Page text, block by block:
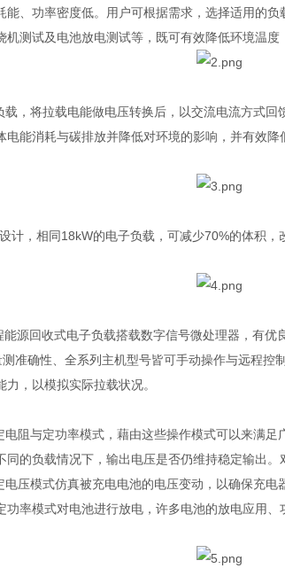
能、功率密度低。用户可根据需求，选择适用的
机测试及电池放电测试等，既可有效降低环境温
载，将拉载电能做电压转换后，以交流电流方式
电能消耗与碳排放并降低对环境的影响，并有效
计，相同18kW的电子负载，可减少70%的体积，
能源回收式电子负载搭载数字信号微处理器，有优
准确性、全系列主机型号皆可手动操作与远程
，以模拟实际拉载状况。
电阻与定功率模式，藉由这些操作模式可以来满
同的负载情况下，输出电压是否仍维持稳定输出。
电压模式仿真被充电电池的电压变动，以确保充
功率模式对电池进行放电，许多电池的放电应用